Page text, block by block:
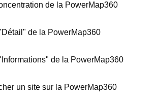
de la PowerMap360
de la PowerMap360
de la PowerMap360
un site sur la PowerMap360